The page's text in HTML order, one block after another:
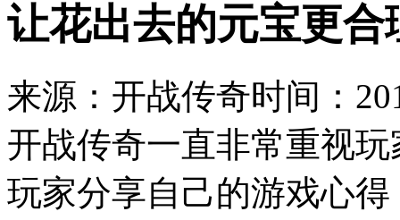
让花出去的元宝更合
来源：开战传奇时间：
开战传奇一直非常重视
玩家分享自己的游戏心